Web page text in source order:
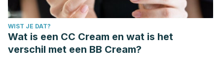
WIST JE DAT?
Wat is een CC Cream en wat is het
verschil met een BB Cream?